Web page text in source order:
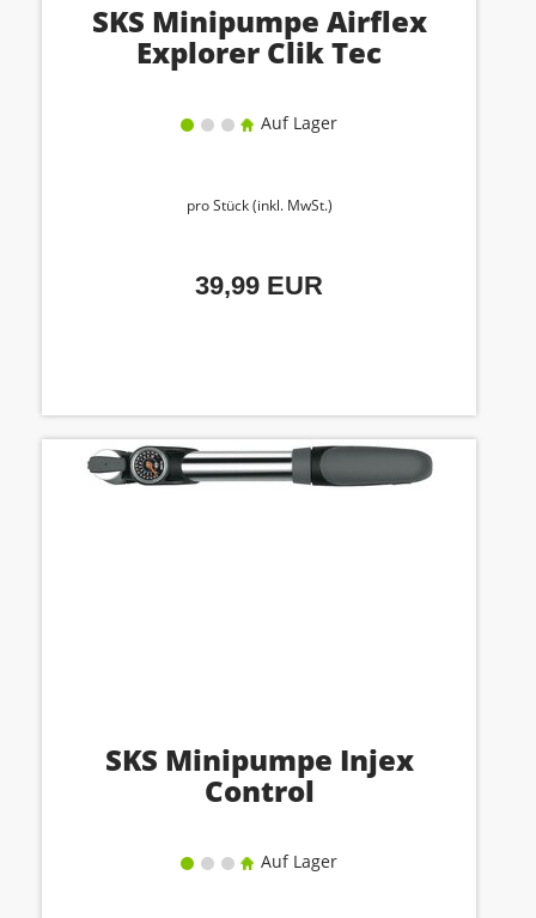
SKS Minipumpe Airflex
Explorer Clik Tec
Auf Lager
pro Stück (inkl. MwSt.)
39,99 EUR
SKS Minipumpe Injex
Control
Auf Lager